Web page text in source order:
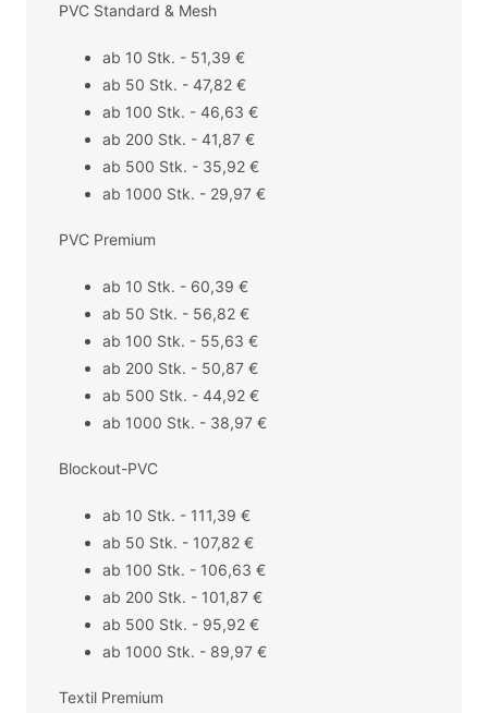
PVC Standard & Mesh
ab 10 Stk. - 51,39 €
ab 50 Stk. - 47,82 €
ab 100 Stk. - 46,63 €
ab 200 Stk. - 41,87 €
ab 500 Stk. - 35,92 €
ab 1000 Stk. - 29,97 €
PVC Premium
ab 10 Stk. - 60,39 €
ab 50 Stk. - 56,82 €
ab 100 Stk. - 55,63 €
ab 200 Stk. - 50,87 €
ab 500 Stk. - 44,92 €
ab 1000 Stk. - 38,97 €
Blockout-PVC
ab 10 Stk. - 111,39 €
ab 50 Stk. - 107,82 €
ab 100 Stk. - 106,63 €
ab 200 Stk. - 101,87 €
ab 500 Stk. - 95,92 €
ab 1000 Stk. - 89,97 €
Textil Premium